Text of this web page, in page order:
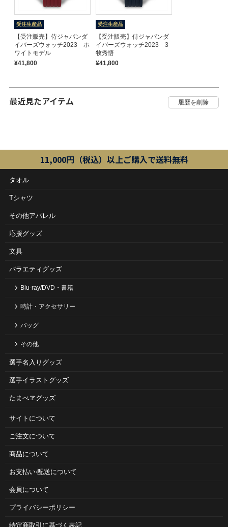
受注生産品
【受注販売】侍ジャパンダ
イバーズウォッチ2023 ホ
ワイトモデル
¥41,800
受注生産品
【受注販売】侍ジャパンダ
イバーズウォッチ2023 3
牧秀悟
¥41,800
最近見たアイテム
11,000円（税込）以上ご購入で送料無料
タオル
Tシャツ
その他アパレル
応援グッズ
文具
バラエティグッズ
Blu-ray/DVD・書籍
時計・アクセサリー
バッグ
その他
選手名入りグッズ
選手イラストグッズ
たまべヱグッズ
サイトについて
ご注⽂について
商品について
お⽀払い‧配送について
会員について
プライバシーポリシー
特定商取引に基づく表記